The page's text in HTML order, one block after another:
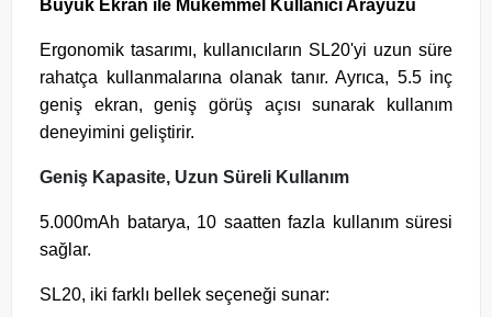
Büyük Ekran ile Mükemmel Kullanıcı Arayüzü
Ergonomik tasarımı, kullanıcıların SL20'yi uzun süre
rahatça kullanmalarına olanak tanır. Ayrıca, 5.5 inç
geniş ekran, geniş görüş açısı sunarak kullanım
deneyimini geliştirir.
Geniş Kapasite, Uzun Süreli Kullanım
5.000mAh batarya, 10 saatten fazla kullanım süresi
sağlar.
SL20, iki farklı bellek seçeneği sunar: